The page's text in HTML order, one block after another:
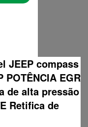
JEEP compass
POTÊNCIA EGR
de alta pressão
Retifica de